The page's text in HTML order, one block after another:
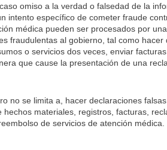
omiso a la verdad o falsedad de la
intento específico de cometer fraude
médica pueden ser procesados por
fraudulentas al gobierno, tal como
o servicios dos veces, enviar
que cause la presentación de una
no se limita a, hacer declaraciones
materiales, registros, facturas,
de servicios de atención médica.